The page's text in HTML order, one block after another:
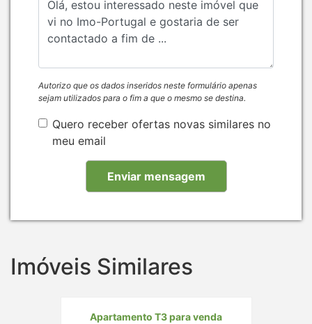
Autorizo que os dados inseridos neste formulário apenas
sejam utilizados para o fim a que o mesmo se destina.
Quero receber ofertas novas similares no
meu email
Imóveis Similares
Apartamento T3 para venda